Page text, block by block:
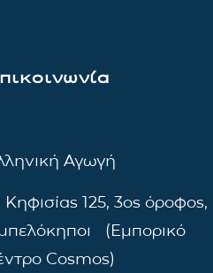
Αγωγή
Κηφισίας 125, 3ος όροφος,
(Εμπορικό
Cosmos)